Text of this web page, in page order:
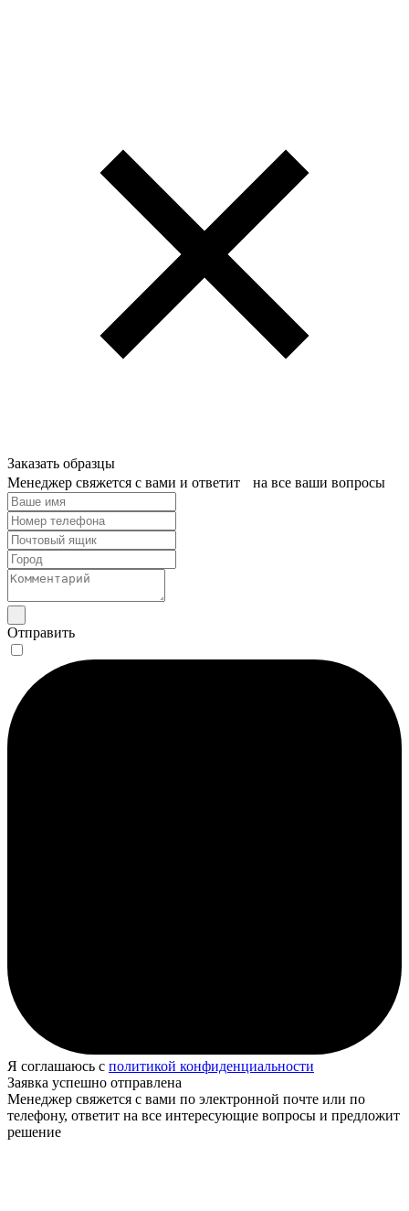
Заказать образцы
Менеджер свяжется с вами и ответит на все ваши вопросы
Отправить
Я соглашаюсь с политикой конфиденциальности
Заявка успешно отправлена
Менеджер свяжется с вами по электронной почте или по
телефону, ответит на все интересующие вопросы и предложит
решение